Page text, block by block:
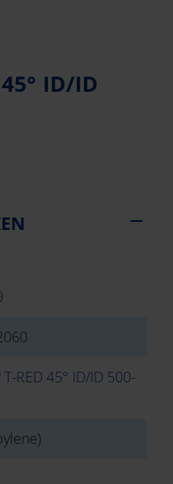
ID/ID
T-RED 45° ID/ID 500-